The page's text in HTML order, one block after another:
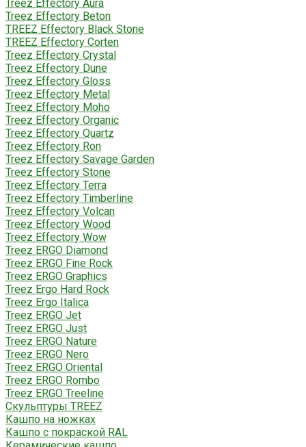
Treez Effectory Aura
Treez Effectory Beton
TREEZ Effectory Black Stone
TREEZ Effectory Corten
Treez Effectory Crystal
Treez Effectory Dune
Treez Effectory Gloss
Treez Effectory Metal
Treez Effectory Moho
Treez Effectory Organic
Treez Effectory Quartz
Treez Effectory Ron
Treez Effectory Savage Garden
Treez Effectory Stone
Treez Effectory Terra
Treez Effectory Timberline
Treez Effectory Volcan
Treez Effectory Wood
Treez Effectory Wow
Treez ERGO Diamond
Treez ERGO Fine Rock
Treez ERGO Graphics
Treez Ergo Hard Rock
Treez Ergo Italica
Treez ERGO Jet
Treez ERGO Just
Treez ERGO Nature
Treez ERGO Nero
Treez ERGO Oriental
Treez ERGO Rombo
Treez ERGO Treeline
Скульптуры TREEZ
Кашпо на ножках
Кашпо с покраской RAL